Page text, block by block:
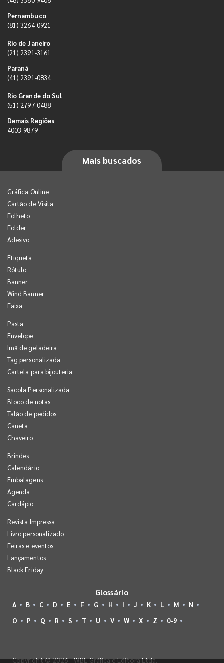
Pernambuco
(81) 3264-0921
Rio de Janeiro
(21) 2391-3161
Paraná
(41) 2391-0834
Rio Grande do Sul
(51) 2797-0488
Demais Regiões
4003-9879
Mais buscados
Gráfica Online
Cartão de Visita
Folheto
Folder
Adesivo
Etiqueta
Rótulo
Banner
Wind Banner
Faixa
Pasta
Envelope
Imã de geladeira
Tag personalizada
Cartela para bijouteria
Sacola Personalizada
Bloco de notas
Talão de pedidos
Caneta
Chaveiro
Brindes
Calendário
Embalagens
Agenda
Cardápio
Revista Impressa
Livro personalizado
Feiras e eventos
Lançamentos
Black Friday
Glossário
A B C D E F G H I J K L M
N
O
P Q R S T U V W X Z 0-9
Copyright © 2026 - WBL Gráfica e Editora Ltda.